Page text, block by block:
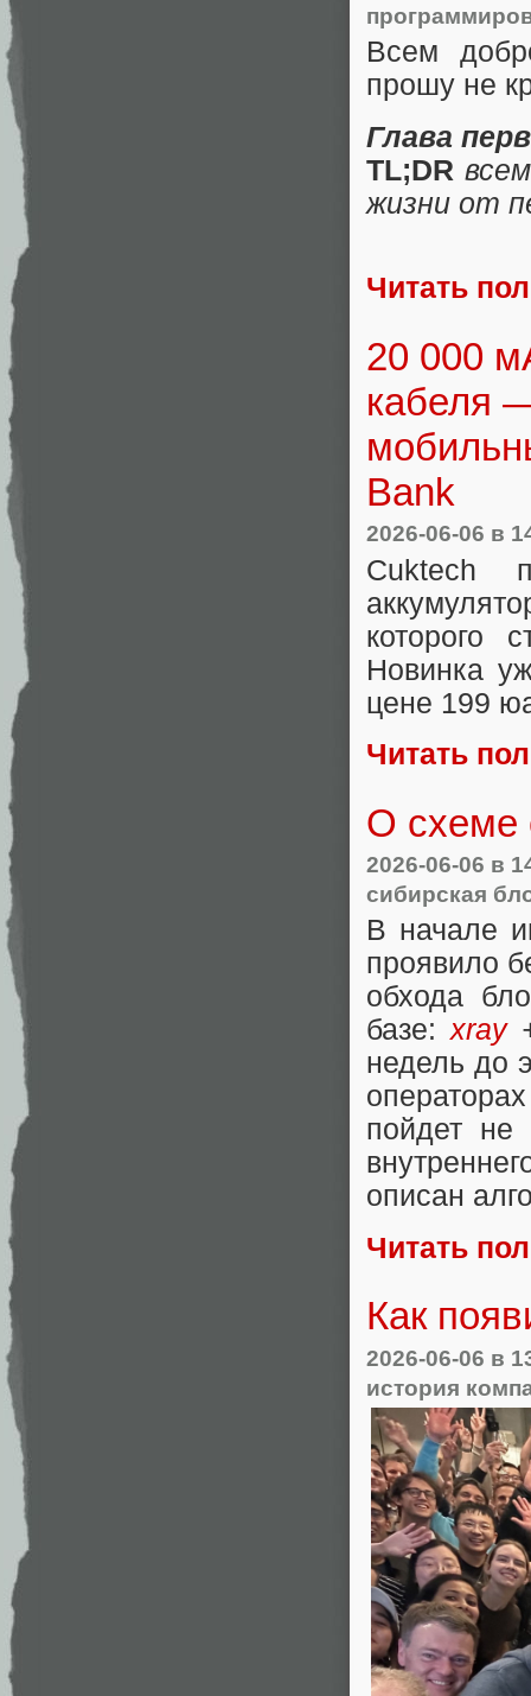
Всем
прошу не
Глава
TL;DR
жизни от
Читать
20 000
кабеля
Bank
2026-06-06 в
Cuktech
которого
Новинка
цене 199
Читать
О схеме
2026-06-06 в
сибирская
В начале
проявило
обхода
базе:xray
недель до
пойдет не
описан
Читать
Как
2026-06-06 в
история